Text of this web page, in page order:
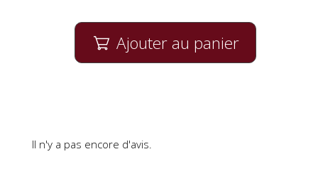
 Ajouter au panier
Il n'y a pas encore d'avis.